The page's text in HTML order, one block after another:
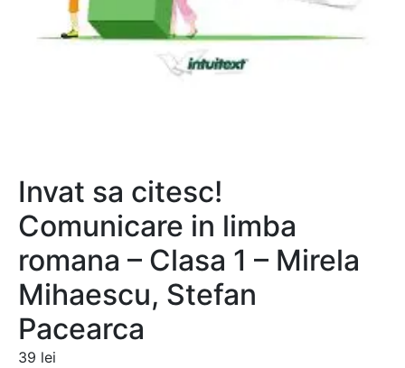
Invat sa citesc!
Comunicare in limba
romana – Clasa 1 – Mirela
Mihaescu, Stefan
Pacearca
39 lei